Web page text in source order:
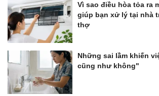
Vì sao điều hòa tỏa ra
giúp bạn xử lý tại nhà
thợ
Những sai lầm khiến
cũng như không"